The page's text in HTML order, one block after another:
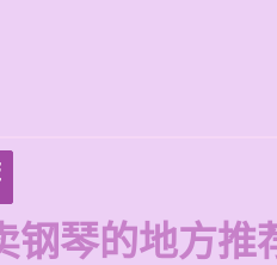
钢琴的地方推